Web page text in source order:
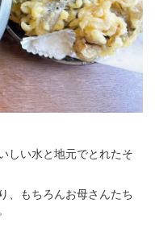
しい水と地元でとれたそ
、もちろんお母さんたち